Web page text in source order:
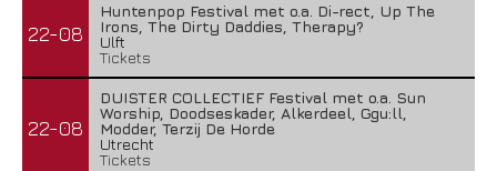
22-08
Huntenpop Festival met o.a. Di-rect, Up The
Irons, The Dirty Daddies, Therapy?
Ulft
Tickets
22-08
DUISTER COLLECTIEF Festival met o.a. Sun
Worship, Doodseskader, Alkerdeel, Ggu:ll,
Modder, Terzij De Horde
Utrecht
Tickets